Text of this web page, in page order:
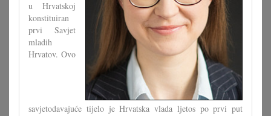
u Hrvatskoj
konstituiran
prvi Savjet
mladih
Hrvatov. Ovo
savjetodavajuće tijelo je Hrvatska vlada ljetos po prvi put